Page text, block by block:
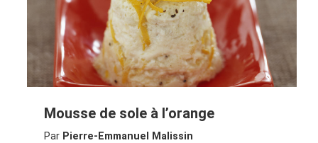
Mousse de sole à l’orange
Par Pierre-Emmanuel Malissin